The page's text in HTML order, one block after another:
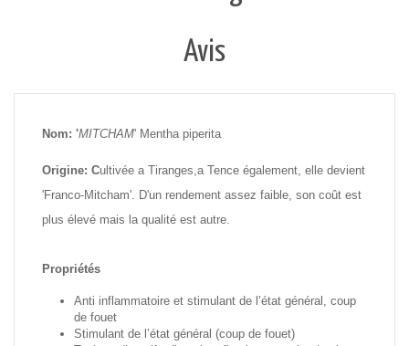
Avis
Nom: 'MITCHAM' Mentha piperita
Origine: Cultivée a Tiranges,a Tence également, elle devient
'Franco-Mitcham'. D'un rendement assez faible, son coût est
plus élevé mais la qualité est autre.
Propriétés
Anti inflammatoire et stimulant de l’état général, coup
de fouet
Stimulant de l’état général (coup de fouet)